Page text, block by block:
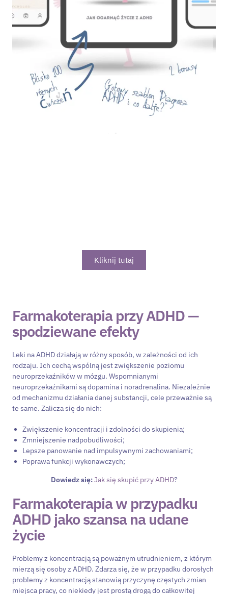
Kliknij tutaj
Farmakoterapia przy ADHD —
spodziewane efekty
Leki na ADHD działają w różny sposób, w zależności od ich
rodzaju. Ich cechą wspólną jest zwiększenie poziomu
neuroprzekaźników w mózgu. Wspomnianymi
neuroprzekaźnikami są dopamina i noradrenalina. Niezależnie
od mechanizmu działania danej substancji, cele przeważnie są
te same. Zalicza się do nich:
Zwiększenie koncentracji i zdolności do skupienia;
Zmniejszenie nadpobudliwości;
Lepsze panowanie nad impulsywnymi zachowaniami;
Poprawa funkcji wykonawczych;
Dowiedz się:Jak się skupić przy ADHD?
Farmakoterapia w przypadku
ADHD jako szansa na udane
życie
Problemy z koncentracją są poważnym utrudnieniem, z którym
mierzą się osoby z ADHD. Zdarza się, że w przypadku dorosłych
problemy z koncentracją stanowią przyczynę częstych zmian
miejsca pracy, co niekiedy jest prostą drogą do całkowitej